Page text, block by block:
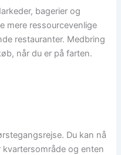
bagerier og
mere ressourcevenlige
restauranter. Medbring
når du er på farten.
Du kan nå
og enten